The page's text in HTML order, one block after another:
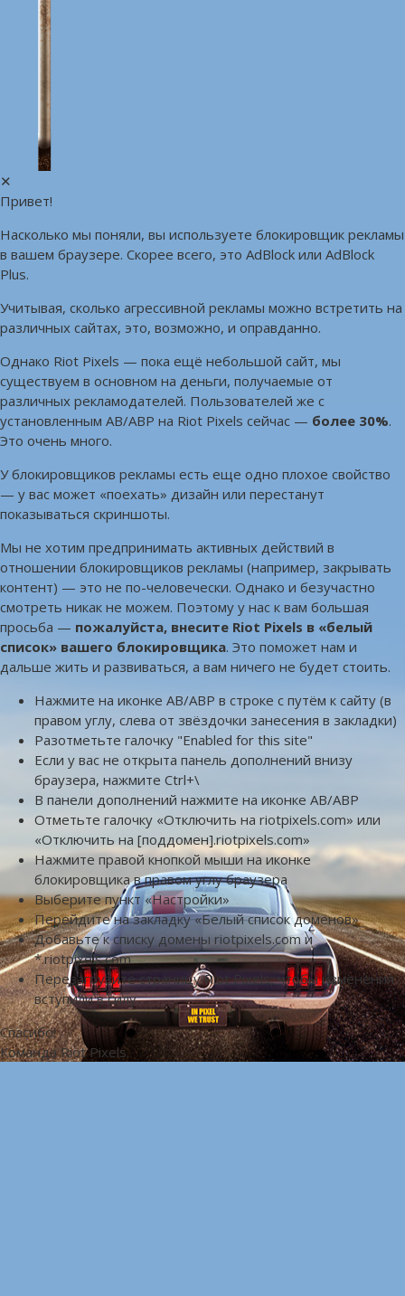
✕
Привет!
Насколько мы поняли, вы используете блокировщик рекламы
в вашем браузере. Скорее всего, это AdBlock или AdBlock
Plus.
Учитывая, сколько агрессивной рекламы можно встретить на
различных сайтах, это, возможно, и оправданно.
Однако Riot Pixels — пока ещё небольшой сайт, мы
существуем в основном на деньги, получаемые от
различных рекламодателей. Пользователей же с
установленным AB/ABP на Riot Pixels сейчас — более 30%.
Это очень много.
У блокировщиков рекламы есть еще одно плохое свойство
— у вас может «поехать» дизайн или перестанут
показываться скриншоты.
Мы не хотим предпринимать активных действий в
отношении блокировщиков рекламы (например, закрывать
контент) — это не по-человечески. Однако и безучастно
смотреть никак не можем. Поэтому у нас к вам большая
просьба — пожалуйста, внесите Riot Pixels в «белый
список» вашего блокировщика. Это поможет нам и
дальше жить и развиваться, а вам ничего не будет стоить.
Нажмите на иконке AB/ABP в строке с путём к сайту (в
правом углу, слева от звёздочки занесения в закладки)
Разотметьте галочку "Enabled for this site"
Если у вас не открыта панель дополнений внизу
браузера, нажмите Ctrl+\
В панели дополнений нажмите на иконке AB/ABP
Отметьте галочку «Отключить на riotpixels.com» или
«Отключить на [поддомен].riotpixels.com»
Нажмите правой кнопкой мыши на иконке
блокировщика в правом углу браузера
Выберите пункт «Настройки»
Перейдите на закладку «Белый список доменов»
Добавьте к списку домены riotpixels.com и
*.riotpixels.com
Перезагрузите страницу Riot Pixels, чтобы изменения
вступили в силу
Спасибо!
Команда Riot Pixels.